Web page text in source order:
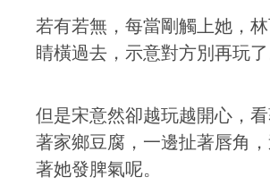
若有若無，每當剛觸上她，
睛橫過去，示意對方別再玩了
但是宋意然卻越玩越開心，
著家鄉豆腐，一邊扯著唇角
著她發脾氣呢。